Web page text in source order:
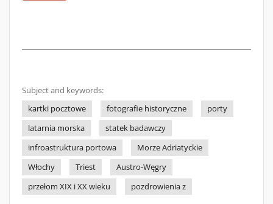
Subject and keywords:
kartki pocztowe
fotografie historyczne
porty
latarnia morska
statek badawczy
infroastruktura portowa
Morze Adriatyckie
Włochy
Triest
Austro-Węgry
przełom XIX i XX wieku
pozdrowienia z